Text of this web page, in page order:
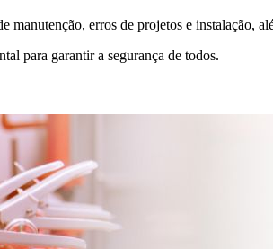
erros de projetos e instalação,
para garantir a segurança de todos.